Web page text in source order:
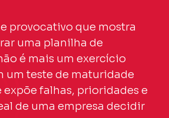
provocativo que mostra
uma planilha de
é mais um exercício
um teste de maturidade
falhas, prioridades e
de uma empresa decidir